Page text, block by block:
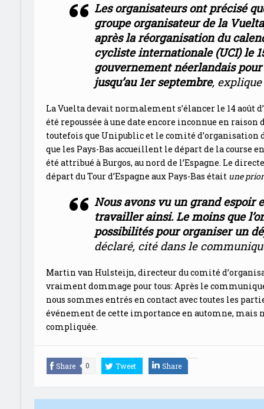
Les organisateurs ont précisé
groupe organisateur de la
après la réorganisation du
cycliste internationale (UCI) le
gouvernement néerlandais
jusqu’au 1er septembre,
La Vuelta devait normalement s’élancer le 14 août
été repoussée à une date encore inconnue en
toutefois que Unipublic et le comité d’organisation
que les Pays-Bas accueillent le départ de la course
été attribué à Burgos, au nord de l’Espagne. Le
départ du Tour d’Espagne aux Pays-Bas était une
Nous avons vu un grand espoir
travailler ainsi. Le moins que
possibilités pour organiser un
déclaré, cité dans le
Martin van Hulsteijn, directeur du comité
vraiment dommage pour tous: Après le
nous sommes entrés en contact avec toutes les
événement de cette importance en automne, mais
compliquée.
Share 0 Tweet Share